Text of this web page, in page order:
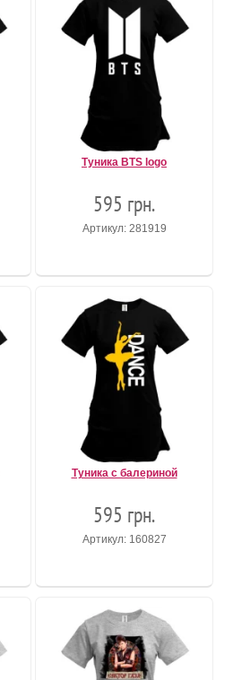
Туника BTS logo
595 грн.
Артикул: 281919
Туника с балериной
595 грн.
Артикул: 160827